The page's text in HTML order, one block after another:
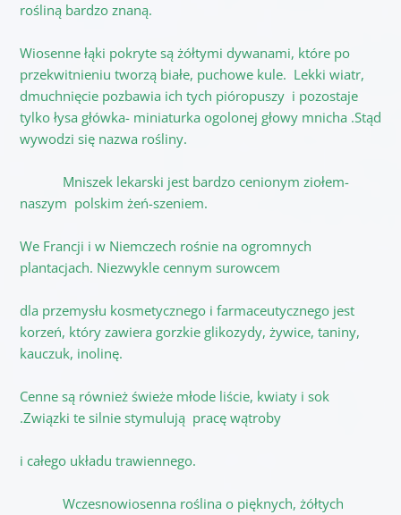
rośliną bardzo znaną.
Wiosenne łąki pokryte są żółtymi dywanami, które po
przekwitnieniu tworzą białe, puchowe kule. Lekki wiatr,
dmuchnięcie pozbawia ich tych pióropuszy i pozostaje
tylko łysa główka- miniaturka ogolonej głowy mnicha .Stąd
wywodzi się nazwa rośliny.
Mniszek lekarski jest bardzo cenionym ziołem-
naszym polskim żeń-szeniem.
We Francji i w Niemczech rośnie na ogromnych
plantacjach. Niezwykle cennym surowcem
dla przemysłu kosmetycznego i farmaceutycznego jest
korzeń, który zawiera gorzkie glikozydy, żywice, taniny,
kauczuk, inolinę.
Cenne są również świeże młode liście, kwiaty i sok
.Związki te silnie stymulują pracę wątroby
i całego układu trawiennego.
Wczesnowiosenna roślina o pięknych, żółtych